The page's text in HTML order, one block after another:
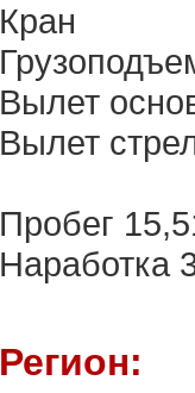
Кран
Вылет
Вылет
Пробег
Наработка
Регион: